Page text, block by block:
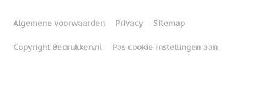
Algemene voorwaarden Privacy Sitemap
Copyright Bedrukken.nl Pas cookie instellingen aan